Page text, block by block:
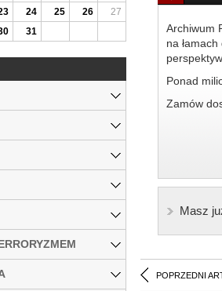
Archiwum
na
Ponad
Zamów
Masz
POPRZEDNI
24 25 26
27
31